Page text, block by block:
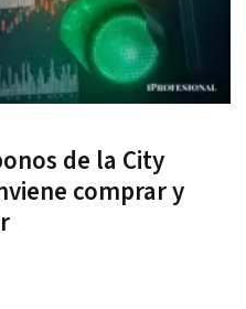
de la City
comprar y